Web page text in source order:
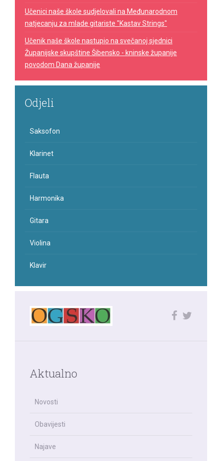
Učenici naše škole sudjelovali na Međunarodnom
natjecanju za mlade gitariste "Kastav Strings"
Učenik naše škole nastupio na svečanoj sjednici
Županijske skupštine Šibensko - kninske županije
povodom Dana županije
Odjeli
Saksofon
Klarinet
Flauta
Harmonika
Gitara
Violina
Klavir
Aktualno
Novosti
Obavijesti
Najave